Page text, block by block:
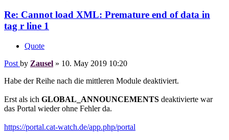
Re: Cannot load XML: Premature end of data in
tag r line 1
Quote
Post by Zausel » 10. May 2019 10:20
Habe der Reihe nach die mittleren Module deaktiviert.
Erst als ich GLOBAL_ANNOUNCEMENTS deaktivierte war
das Portal wieder ohne Fehler da.
https://portal.cat-watch.de/app.php/portal